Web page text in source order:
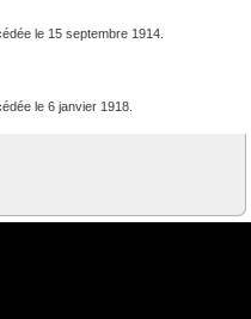
le 15 septembre 1914.
le 6 janvier 1918.